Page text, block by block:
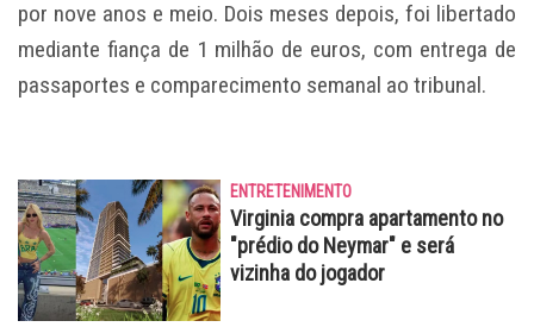
por nove anos e meio. Dois meses depois, foi libertado
mediante fiança de 1 milhão de euros, com entrega de
passaportes e comparecimento semanal ao tribunal.
ENTRETENIMENTO
Virginia compra apartamento no
"prédio do Neymar" e será
vizinha do jogador